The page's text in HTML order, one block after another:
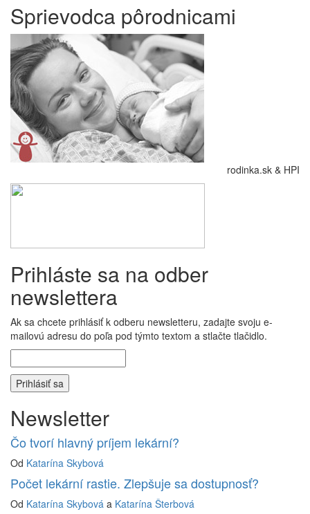
Sprievodca pôrodnicami
rodinka.sk & HPI
Prihláste sa na odber
newslettera
Ak sa chcete prihlásiť k odberu newsletteru, zadajte svoju e-
mailovú adresu do poľa pod týmto textom a stlačte tlačidlo.
Newsletter
Čo tvorí hlavný príjem lekární?
Od Katarína Skybová
Počet lekární rastie. Zlepšuje sa dostupnosť?
Od Katarína Skybová a Katarína Šterbová